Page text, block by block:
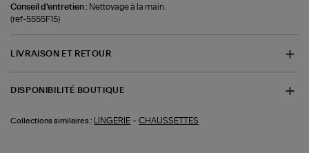
Conseil d'entretien : Nettoyage à la main.
(ref-5555F15)
LIVRAISON ET RETOUR
DISPONIBILITÉ BOUTIQUE
Collections similaires : LINGERIE -CHAUSSETTES